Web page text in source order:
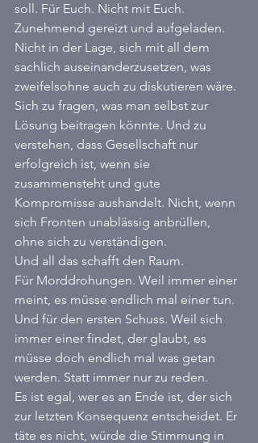
soll. Für Euch. Nicht mit Euch.
Zunehmend gereizt und aufgeladen.
Nicht in der Lage, sich mit all dem
sachlich auseinanderzusetzen, was
zweifelsohne auch zu diskutieren wäre.
Sich zu fragen, was man selbst zur
Lösung beitragen könnte. Und zu
verstehen, dass Gesellschaft nur
erfolgreich ist, wenn sie
zusammensteht und gute
Kompromisse aushandelt. Nicht, wenn
sich Fronten unablässig anbrüllen,
ohne sich zu verständigen.
Und all das schafft den Raum.
Für Morddrohungen. Weil immer einer
meint, es müsse endlich mal einer tun.
Und für den ersten Schuss. Weil sich
immer einer findet, der glaubt, es
müsse doch endlich mal was getan
werden. Statt immer nur zu reden.
Es ist egal, wer es an Ende ist, der sich
zur letzten Konsequenz entscheidet. Er
täte es nicht, würde die Stimmung in